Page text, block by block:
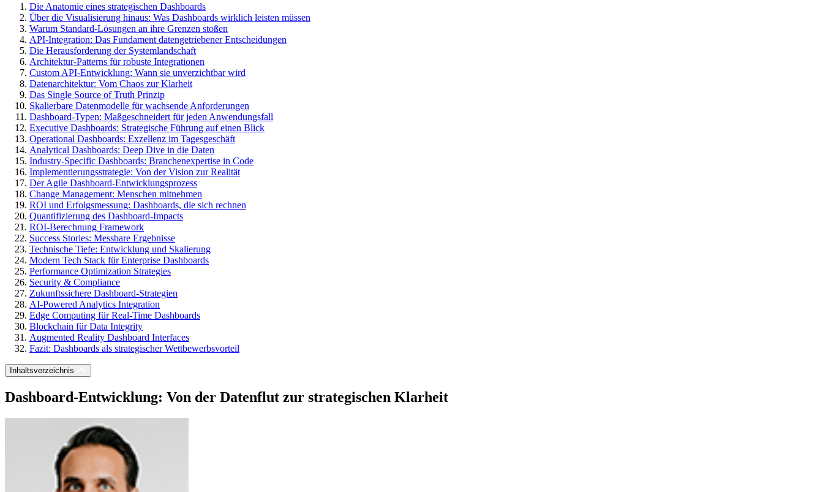
Die Anatomie eines strategischen Dashboards
Über die Visualisierung hinaus: Was Dashboards wirklich leisten müssen
Warum Standard-Lösungen an ihre Grenzen stoßen
API-Integration: Das Fundament datengetriebener Entscheidungen
Die Herausforderung der Systemlandschaft
Architektur-Patterns für robuste Integrationen
Custom API-Entwicklung: Wann sie unverzichtbar wird
Datenarchitektur: Vom Chaos zur Klarheit
Das Single Source of Truth Prinzip
Skalierbare Datenmodelle für wachsende Anforderungen
Dashboard-Typen: Maßgeschneidert für jeden Anwendungsfall
Executive Dashboards: Strategische Führung auf einen Blick
Operational Dashboards: Exzellenz im Tagesgeschäft
Analytical Dashboards: Deep Dive in die Daten
Industry-Specific Dashboards: Branchenexpertise in Code
Implementierungsstrategie: Von der Vision zur Realität
Der Agile Dashboard-Entwicklungsprozess
Change Management: Menschen mitnehmen
ROI und Erfolgsmessung: Dashboards, die sich rechnen
Quantifizierung des Dashboard-Impacts
ROI-Berechnung Framework
Success Stories: Messbare Ergebnisse
Technische Tiefe: Entwicklung und Skalierung
Modern Tech Stack für Enterprise Dashboards
Performance Optimization Strategies
Security & Compliance
Zukunftssichere Dashboard-Strategien
AI-Powered Analytics Integration
Edge Computing für Real-Time Dashboards
Blockchain für Data Integrity
Augmented Reality Dashboard Interfaces
Fazit: Dashboards als strategischer Wettbewerbsvorteil
Inhaltsverzeichnis
Dashboard-Entwicklung: Von der Datenflut zur strategischen Klarheit